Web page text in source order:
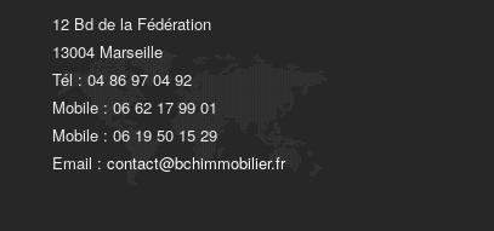
12 Bd de la Fédération
13004 Marseille
Tél : 04 86 97 04 92
Mobile : 06 62 17 99 01
Mobile : 06 19 50 15 29
Email : contact@bchimmobilier.fr